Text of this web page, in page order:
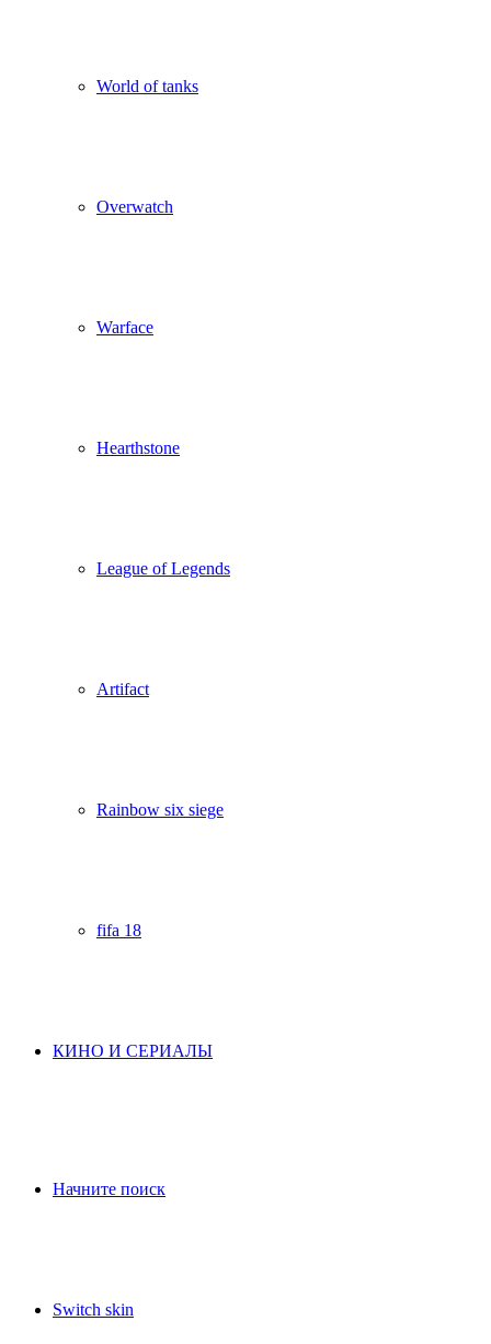
World of tanks
Overwatch
Warface
Hearthstone
League of Legends
Artifact
Rainbow six siege
fifa 18
КИНО И СЕРИАЛЫ
Начните поиск
Switch skin